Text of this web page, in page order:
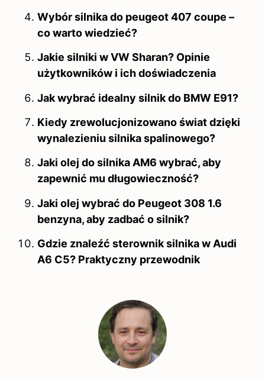
Wybór silnika do peugeot 407 coupe –
co warto wiedzieć?
Jakie silniki w VW Sharan? Opinie
użytkowników i ich doświadczenia
Jak wybrać idealny silnik do BMW E91?
Kiedy zrewolucjonizowano świat dzięki
wynalezieniu silnika spalinowego?
Jaki olej do silnika AM6 wybrać, aby
zapewnić mu długowieczność?
Jaki olej wybrać do Peugeot 308 1.6
benzyna, aby zadbać o silnik?
Gdzie znaleźć sterownik silnika w Audi
A6 C5? Praktyczny przewodnik